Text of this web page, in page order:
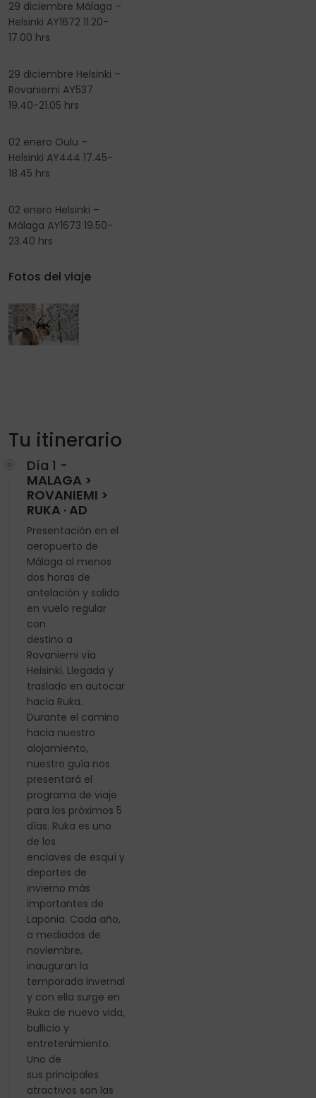
29 diciembre Málaga –
Helsinki AY1672 11.20-
17.00 hrs
29 diciembre Helsinki –
Rovaniemi AY537
19.40-21.05 hrs
02 enero Oulu –
Helsinki AY444 17.45-
18.45 hrs
02 enero Helsinki –
Málaga AY1673 19.50-
23.40 hrs
Fotos del viaje
Tu itinerario
Día 1 -
MALAGA >
ROVANIEMI >
RUKA · AD
Presentación en el
aeropuerto de
Málaga al menos
dos horas de
antelación y salida
en vuelo regular
con
destino a
Rovaniemi vía
Helsinki. Llegada y
traslado en autocar
hacia Ruka.
Durante el camino
hacia nuestro
alojamiento,
nuestro guía nos
presentará el
programa de viaje
para los próximos 5
días. Ruka es uno
de los
enclaves de esquí y
deportes de
invierno más
importantes de
Laponia. Cada año,
a mediados de
noviembre,
inauguran la
temporada invernal
y con ella surge en
Ruka de nuevo vida,
bullicio y
entretenimiento.
Uno de
sus principales
atractivos son las